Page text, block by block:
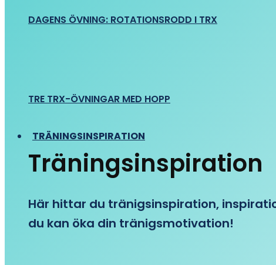
DAGENS ÖVNING: ROTATIONSRODD I TRX
TRE TRX-ÖVNINGAR MED HOPP
TRÄNINGSINSPIRATION
Träningsinspiration
Här hittar du tränigsinspiration,
du kan öka din tränigsmotivation!